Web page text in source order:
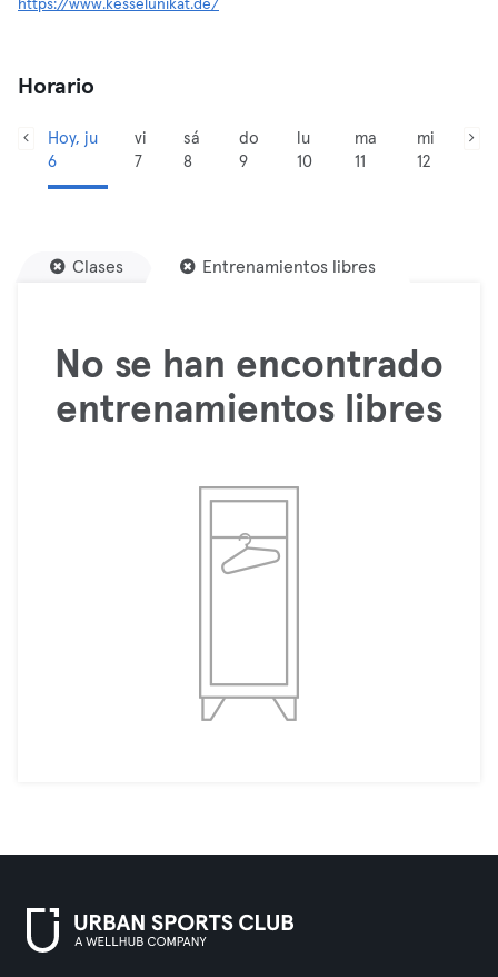
https://www.kesselunikat.de/
Horario
Hoy, ju
6
vi
7
sá
8
do
9
lu
10
ma
11
mi
12
Clases Entrenamientos libres
No se han encontrado
entrenamientos libres